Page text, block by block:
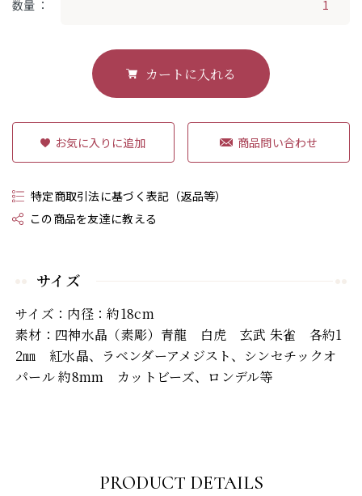
数量
カートに入れる
商品問い合わせ
特定商取引法に基づく表記（返品等）
この商品を友達に教える
サイズ
サイズ：内径：約18cm
素材：四神水晶（素彫）青龍 白虎 玄武 朱雀 各約1
2㎜ 紅水晶、ラベンダーアメジスト、シンセチックオ
パール 約8mm カットビーズ、ロンデル等
PRODUCT DETAILS